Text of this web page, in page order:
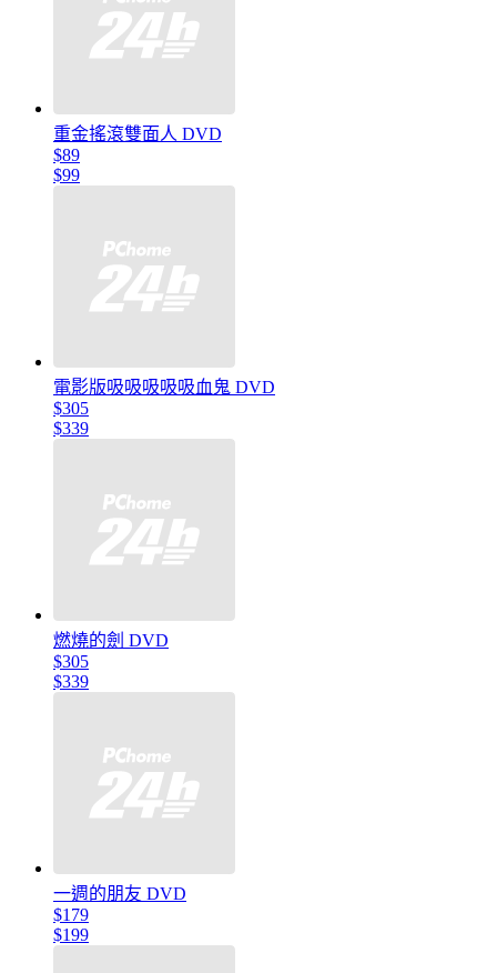
重金搖滾雙面人 DVD
$89
$99
電影版吸吸吸吸吸血鬼 DVD
$305
$339
燃燒的劍 DVD
$305
$339
一週的朋友 DVD
$179
$199